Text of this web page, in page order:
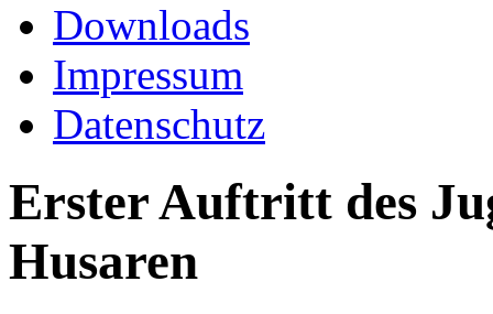
Downloads
Impressum
Datenschutz
Erster Auftritt des
Husaren